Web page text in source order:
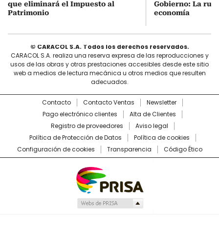
que eliminará el Impuesto al
Patrimonio
Gobierno: La
economía
© CARACOL S.A. Todos los derechos reservados.
CARACOL S.A. realiza una reserva expresa de las reproducciones y
usos de las obras y otras prestaciones accesibles desde este sitio
web a medios de lectura mecánica u otros medios que resulten
adecuados.
Contacto Contacto Ventas
Newsletter
Pago electrónico clientes
Alta de Clientes
Registro de proveedores
Aviso legal
Política de Protección de Datos
Política de cookies
Configuración de cookies
Transparencia Código Ético